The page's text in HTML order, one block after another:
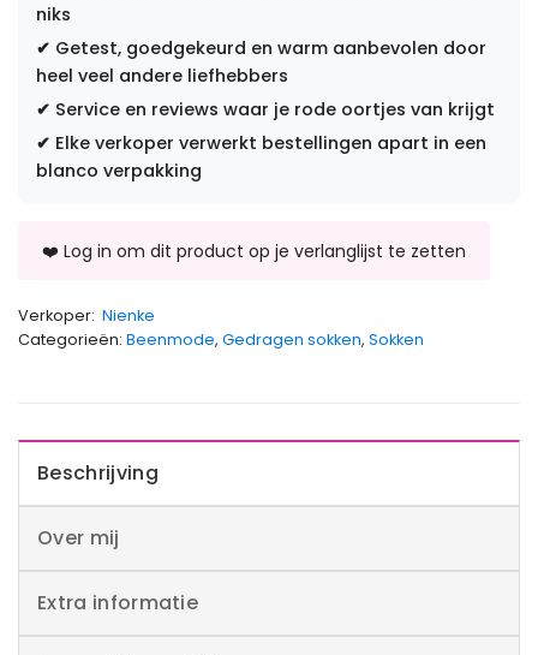
niks
✔ Getest, goedgekeurd en warm aanbevolen door
heel veel andere liefhebbers
✔ Service en reviews waar je rode oortjes van krijgt
✔ Elke verkoper verwerkt bestellingen apart in een
blanco verpakking
Verkoper: Nienke
Categorieën: Beenmode, Gedragen sokken, Sokken
Beschrijving
Over mij
Extra informatie